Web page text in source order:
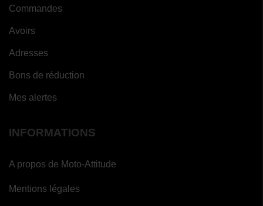
Commandes
Avoirs
Adresses
Bons de réduction
Mes alertes
INFORMATIONS
A propos de Moto-Attitude
Mentions légales